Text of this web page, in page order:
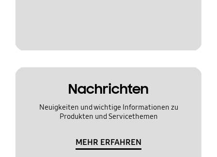
Nachrichten
Neuigkeiten und wichtige Informationen zu
Produkten und Servicethemen
MEHR ERFAHREN